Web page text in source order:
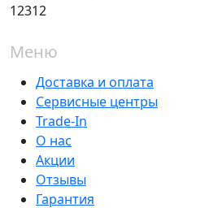
12312
Меню
Доставка и оплата
Сервисные центры
Trade-In
О нас
Акции
Отзывы
Гарантия